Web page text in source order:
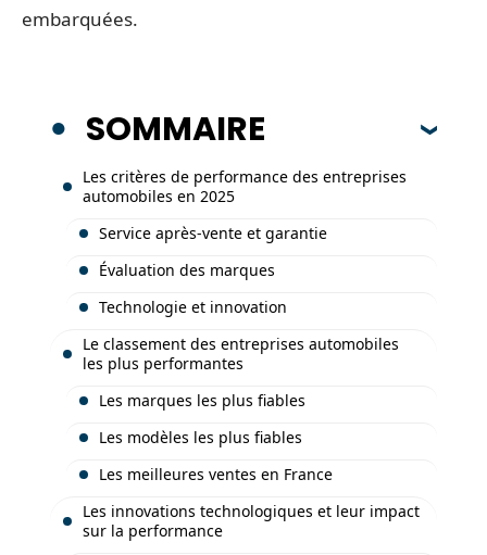
embarquées.
SOMMAIRE
Les critères de performance des entreprises
automobiles en 2025
Service après-vente et garantie
Évaluation des marques
Technologie et innovation
Le classement des entreprises automobiles
les plus performantes
Les marques les plus fiables
Les modèles les plus fiables
Les meilleures ventes en France
Les innovations technologiques et leur impact
sur la performance